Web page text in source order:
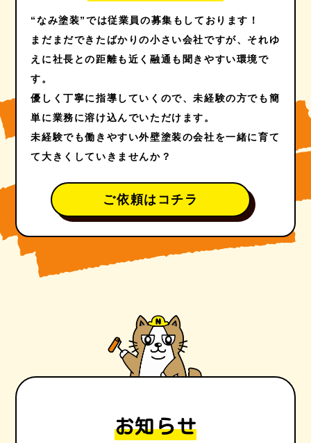
“なみ塗装”では従業員の募集もしております！
まだまだできたばかりの小さい会社ですが、それゆ
えに社長との距離も近く融通も聞きやすい環境で
す。
優しく丁寧に指導していくので、未経験の方でも簡
単に業務に溶け込んでいただけます。
未経験でも働きやすい外壁塗装の会社を一緒に育て
て大きくしていきませんか？
ご依頼はコチラ
お知らせ